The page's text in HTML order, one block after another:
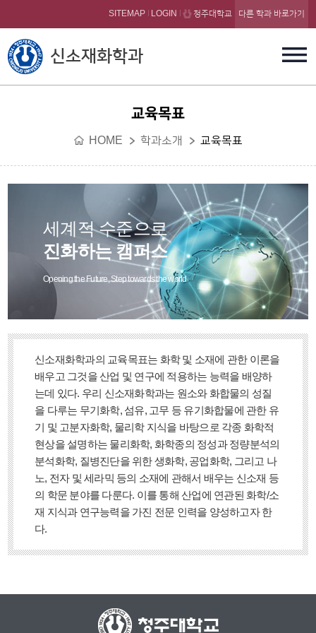
본문 바로가기
신소재화학과
SITEMAP LOGIN 청주대학교 다른 학과 바로가기
교육목표
HOME 학과소개 교육목표
세계적 수준으로
진화하는 캠퍼스
Opening the Future, Step towards the world
신소재화학과의 교육목표는 화학 및 소재에 관한 이론을
배우고 그것을 산업 및 연구에 적용하는 능력을 배양하
는데 있다. 우리 신소재화학과는 원소와 화합물의 성질
을 다루는 무기화학, 섬유, 고무 등 유기화합물에 관한 유
기 및 고분자화학, 물리학 지식을 바탕으로 각종 화학적
현상을 설명하는 물리화학, 화학종의 정성과 정량분석의
분석화학, 질병진단을 위한 생화학, 공업화학, 그리고 나
노, 전자 및 세라믹 등의 소재에 관해서 배우는 신소재 등
의 학문 분야를 다룬다. 이를 통해 산업에 연관된 화학/소
재 지식과 연구능력을 가진 전문 인력을 양성하고자 한
다.